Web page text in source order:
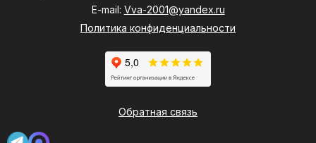
E-mail: Vva-2001@yandex.ru
Политика конфиденциальности
Обратная связь